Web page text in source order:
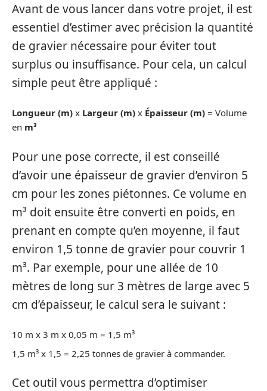
Avant de vous lancer dans votre projet, il est
essentiel d’estimer avec précision la quantité
de gravier nécessaire pour éviter tout
surplus ou insuffisance. Pour cela, un calcul
simple peut être appliqué :
Longueur (m) x Largeur (m) x Épaisseur (m) = Volume
en m³
Pour une pose correcte, il est conseillé
d’avoir une épaisseur de gravier d’environ 5
cm pour les zones piétonnes. Ce volume en
m³ doit ensuite être converti en poids, en
prenant en compte qu’en moyenne, il faut
environ 1,5 tonne de gravier pour couvrir 1
m³. Par exemple, pour une allée de 10
mètres de long sur 3 mètres de large avec 5
cm d’épaisseur, le calcul sera le suivant :
10 m x 3 m x 0,05 m = 1,5 m³
1,5 m³ x 1,5 = 2,25 tonnes de gravier à commander.
Cet outil vous permettra d’optimiser